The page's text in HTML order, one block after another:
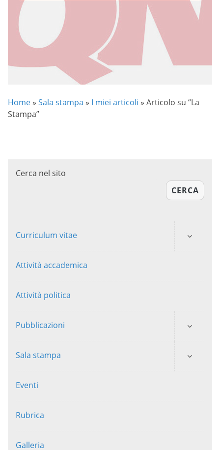
Home » Sala stampa » I miei articoli » Articolo su “La
Stampa”
Cerca nel sito
CERCA
Curriculum vitae
Attività accademica
Attività politica
Pubblicazioni
Sala stampa
Eventi
Rubrica
Galleria